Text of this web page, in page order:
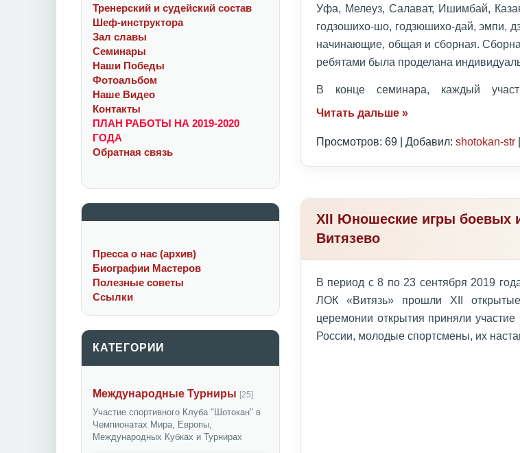
Тренерский и судейский состав
Шеф-инструктора
Зал славы
Семинары
Наши Победы
Фотоальбом
Наше Видео
Контакты
ПЛАН РАБОТЫ НА 2019-2020
ГОДА
Обратная связь
Пресса о нас (архив)
Биографии Мастеров
Полезные советы
Ссылки
КАТЕГОРИИ
Международные Турниры [25]
Участие спортивного Клуба "Шотокан" в
Чемпионатах Мира, Европы,
Международных Кубках и Турнирах
Уфа, Мелеуз, Салават, Ишимбай,
годзошихо-шо, годзюшихо-дай, эмпи,
начинающие, общая и сборная.
ребятами была проделана
В конце семинара, каждый
Читать дальше »
Просмотров: 69 | Добавил: shotokan-str
XII Юношеские игры боевых
Витязево
В период с 8 по 23 сентября 2019
ЛОК «Витязь» прошли XII
церемонии открытия приняли
России, молодые спортсмены, их